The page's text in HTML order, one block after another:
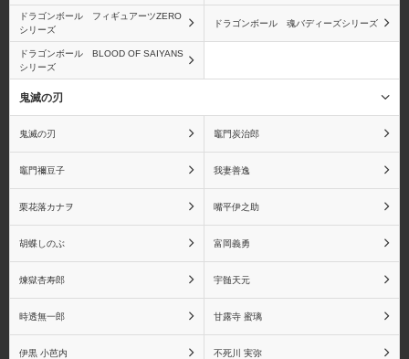
ベポ バーソロミュー・くま
赤犬(サカズキ)
シルバーズ・レイリー
ドラゴンボール フィギュアーツZERO
シリーズ
ドラゴンボール 魂バディーズシリーズ
ドラゴンボール BLOOD OF SAIYANS
シリーズ
鬼滅の刃
鬼滅の刃 竈門炭治郎
竈門禰󠄀豆子 我妻善逸
栗花落カナヲ 嘴平伊之助
胡蝶しのぶ 富岡義勇
煉獄杏寿郎 宇髄天元
時透無一郎 甘露寺 蜜璃
伊黒 小芭内 不死川 実弥